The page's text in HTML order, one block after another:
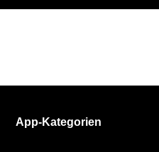
App-Kategorien